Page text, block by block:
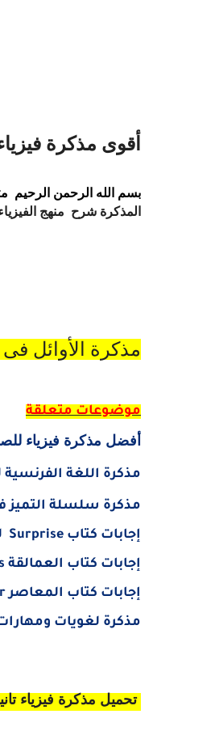
أقوى مذكرة فيزياء للصف
بسم الله الرحمن الرحيم
المذكرة شرح منهج
مذكرة الأوائل فى
موضوعات متعلقة
أفضل مذكرة فيزياء للصف الثانى الثانوى ترم
مذكرة اللغة الفرنسية للصف الثاني
مذكرة سلسلة التميز في اللغة
إجابات كتاب Surprise
إجابات كتاب العمالقة
إجابات كتاب المعاصر
مذكرة لغويات ومهارات اللغة الانجليزية 2
تحميل مذكرة فيزياء تانيه